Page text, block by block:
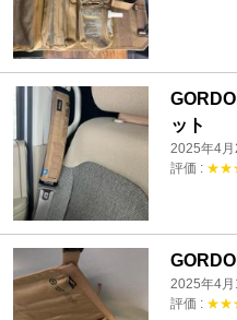
ット
2025年4月
評価 :
2025年4月
評価 :